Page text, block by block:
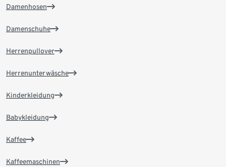
Damenhosen
Damenschuhe
Herrenpullover
Herrenunterwäsche
Kinderkleidung
Babykleidung
Kaffee
Kaffeemaschinen